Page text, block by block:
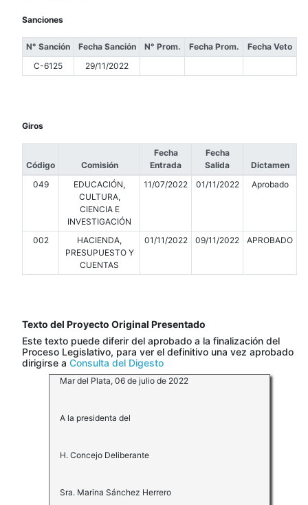
Sanciones
N° Sanción Fecha Sanción N° Prom. Fecha Prom.
Fecha Veto
C-6125
29/11/2022
Giros
Código Comisión
Fecha
Entrada
Fecha
Salida
Dictamen
049
EDUCACIÓN,
CULTURA,
CIENCIA E
INVESTIGACIÓN
11/07/2022 01/11/2022 Aprobado
002
HACIENDA,
PRESUPUESTO Y
CUENTAS
01/11/2022 09/11/2022 APROBADO
Texto del Proyecto Original Presentado
Este texto puede diferir del aprobado a la finalización del
Proceso Legislativo, para ver el definitivo una vez aprobado
dirigirse a Consulta del Digesto
Mar del Plata, 06 de julio de 2022
A la presidenta del
H. Concejo Deliberante
Sra. Marina Sánchez Herrero